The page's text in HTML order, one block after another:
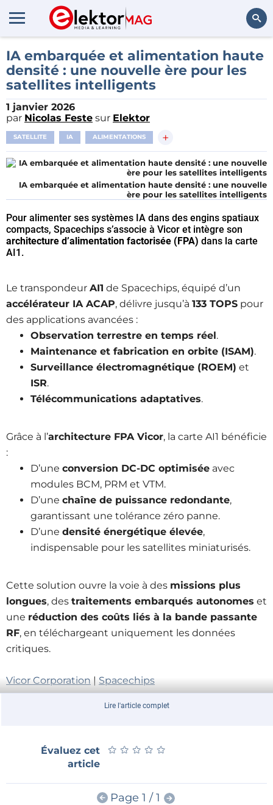
Rechercher
IA embarquée et alimentation haute
densité : une nouvelle ère pour les
satellites intelligents
1 janvier 2026
par Nicolas Feste sur Elektor
SATELLITE IA ALIMENTATIONS +
IA embarquée et alimentation haute densité : une nouvelle
ère pour les satellites intelligents
Pour alimenter ses systèmes IA dans des engins spatiaux
compacts, Spacechips s’associe à Vicor et intègre son
architecture d’alimentation factorisée (FPA) dans la carte
AI1.
Le transpondeur AI1 de Spacechips, équipé d’un
accélérateur IA ACAP, délivre jusqu’à 133 TOPS pour
des applications avancées :
Observation terrestre en temps réel.
Maintenance et fabrication en orbite (ISAM).
Surveillance électromagnétique (ROEM) et
ISR.
Télécommunications adaptatives.
Grâce à l’architecture FPA Vicor, la carte AI1 bénéficie
:
D’une conversion DC-DC optimisée avec
modules BCM, PRM et VTM.
D’une chaîne de puissance redondante,
garantissant une tolérance zéro panne.
D’une densité énergétique élevée,
indispensable pour les satellites miniaturisés.
Cette solution ouvre la voie à des missions plus
longues, des traitements embarqués autonomes et
une réduction des coûts liés à la bande passante
RF, en téléchargeant uniquement les données
critiques.
Vicor Corporation | Spacechips
Lire l'article complet
Évaluez cet
article
★ ★ ★ ★ ★
★ ★ ★ ★ ★
Page 1 / 1